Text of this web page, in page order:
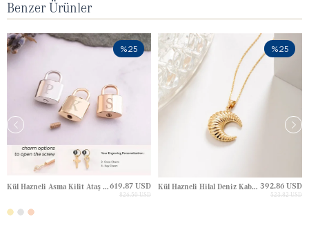
Benzer Ürünler
Kül Hazneli Asma Kilit Ataş Zincir Altın Kolye619.87 USD
826.50 USD
%25
Kül Hazneli Hilal Deniz Kabuğu Altın Kolye 392.86 USD
523.82 USD
%25